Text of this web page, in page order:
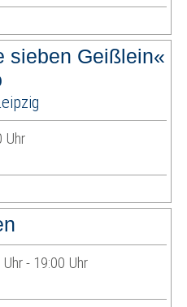
sieben Geißlein«
Uhr
- 19:00 Uhr